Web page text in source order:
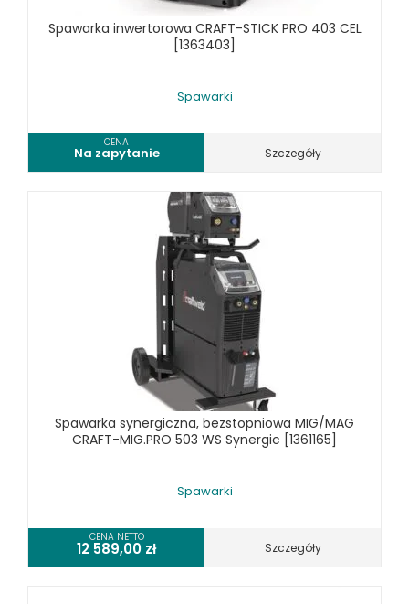
Spawarka inwertorowa CRAFT-STICK PRO 403 CEL
[1363403]
Spawarki
CENA
Na zapytanie Szczegóły
Spawarka synergiczna, bezstopniowa MIG/MAG
CRAFT-MIG.PRO 503 WS Synergic [1361165]
Spawarki
CENA NETTO
12 589,00 zł Szczegóły